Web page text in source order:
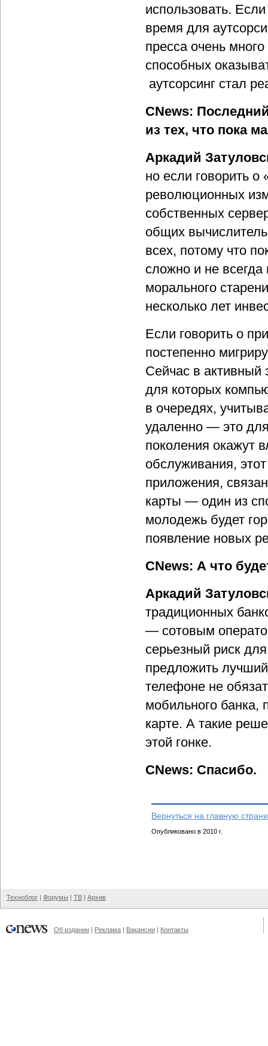
использовать.
время для
пресса очень
способных
аутсорсинг стал
CNews:
из тех, что пока
Аркадий
но если говорить
революционных
собственных
общих
всех, потому что
сложно и не
морального
несколько лет
Если говорить о
постепенно
Сейчас в активный
для которых
в очередях,
удаленно — это
поколения окажут
обслуживания,
приложения,
карты — один из
молодежь будет
появление новых
CNews: А что
Аркадий
традиционных
— сотовым
серьезный риск
предложить
телефоне не
мобильного банка,
карте. А такие
этой гонке.
CNews: Спасибо.
Вернуться на главную
Опубликовано в 2010 г.
Техноблог | Форумы | ТВ | Архив
Об издании | Реклама | Вакансии | Контакты